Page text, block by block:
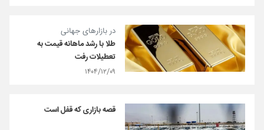
در بازارهای جهانی
طلا با رشد ماهانه قیمت به
تعطیلات رفت
۱۴۰۴/۱۲/۰۹
قصه بازاری که قفل است